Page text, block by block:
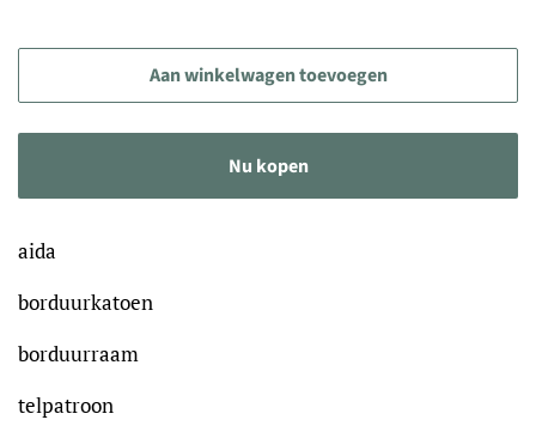
Aan winkelwagen toevoegen
Nu kopen
aida
borduurkatoen
borduurraam
telpatroon